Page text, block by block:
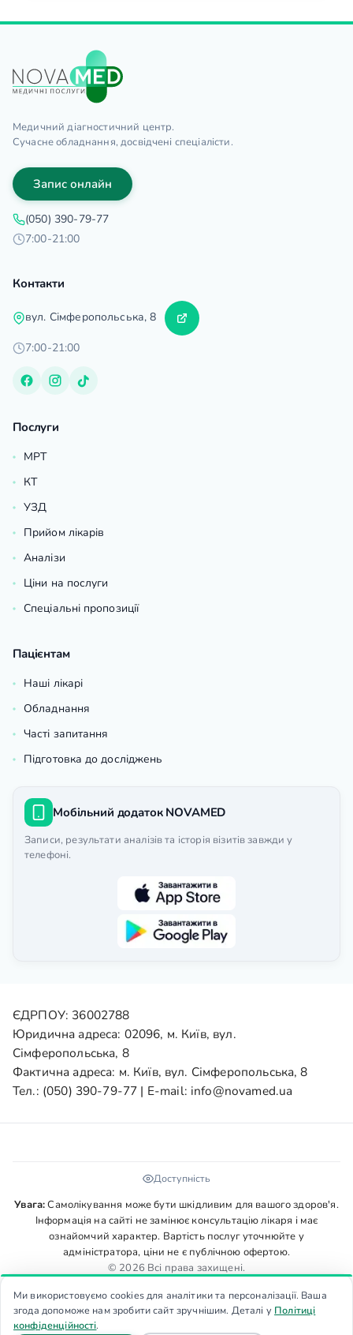
Медичний діагностичний центр.
Сучасне обладнання, досвідчені спеціалісти.
Запис онлайн
(050) 390-79-77
7:00-21:00
Контакти
вул. Сімферопольська, 8
7:00-21:00
Послуги
МРТ
КТ
УЗД
Прийом лікарів
Аналізи
Ціни на послуги
Спеціальні пропозиції
Пацієнтам
Наші лікарі
Обладнання
Часті запитання
Підготовка до досліджень
Мобільний додаток NOVAMED
Записи, результати аналізів та історія візитів завжди у
телефоні.
ЄДРПОУ: 36002788
Юридична адреса: 02096, м. Київ, вул.
Сімферопольська, 8
Фактична адреса: м. Київ, вул. Сімферопольська, 8
Тел.: (050) 390-79-77 | E-mail: info@novamed.ua
Доступність
Увага:Самолікування може бути шкідливим для вашого здоров'я.
Інформація на сайті не замінює консультацію лікаря і має
ознайомчий характер. Вартість послуг уточнюйте у
адміністратора, ціни не є публічною офертою.
© 2026 Всі права захищені.
Ми використовуємо cookies для аналітики та персоналізації. Ваша
згода допоможе нам зробити сайт зручнішим. Деталі у Політиці
конфіденційності.